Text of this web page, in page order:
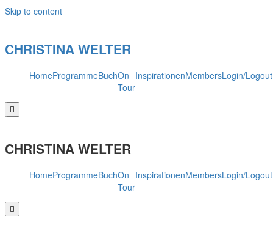
Skip to content
CHRISTINA WELTER
HomeProgrammeBuchOn
Tour
InspirationenMembersLogin/Logout
Hamburger
Toggle
CHRISTINA WELTER
HomeProgrammeBuchOn
Tour
InspirationenMembersLogin/Logout
Hamburger
Toggle